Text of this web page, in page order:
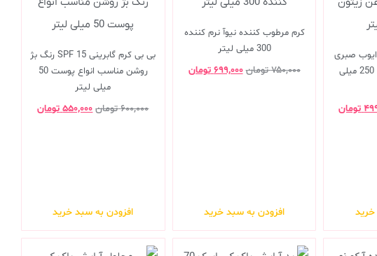
صبری
با عصاره روغن زیتون 250 میلی
تومان
کرم مرطوب کننده نیوآ نرم کننده
300 میلی لیتر
۷۵۰,۰۰۰ تومان ۶۹۹,۰۰۰ تومان
افزودن به سبد خرید
بی بی کرم گابرینی SPF 15 رنگ بژ
روشن مناسب انواع پوست 50
میلی لیتر
۶۰۰,۰۰۰ تومان ۵۵۰,۰۰۰ تومان
افزودن به سبد خرید